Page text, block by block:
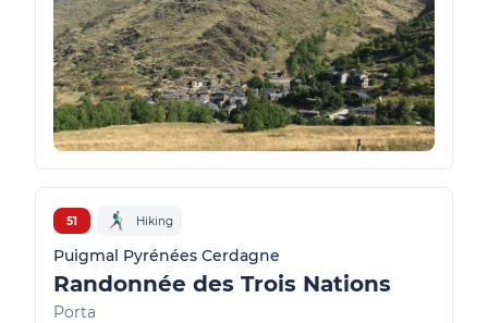
51 Hiking
Puigmal Pyrénées Cerdagne
Randonnée des Trois Nations
Porta